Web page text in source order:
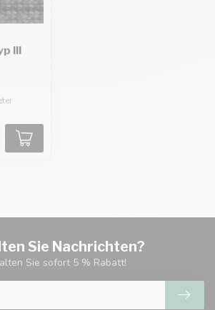
III
Sie Nachrichten?
Sie sofort 5 % Rabatt!